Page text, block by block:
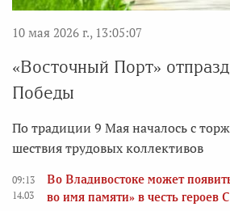
10 мая 2026 г., 13:05:07
«Восточный Порт»
Победы
По традиции 9 Мая началось с
шествия трудовых коллективов
09:13
14.03
Во Владивостоке может
во имя памяти» в честь героев